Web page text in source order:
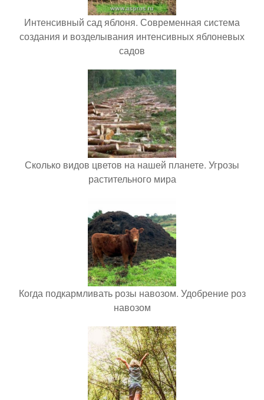
Интенсивный сад яблоня. Современная система
создания и возделывания интенсивных яблоневых
садов
Сколько видов цветов на нашей планете. Угрозы
растительного мира
Когда подкармливать розы навозом. Удобрение роз
навозом